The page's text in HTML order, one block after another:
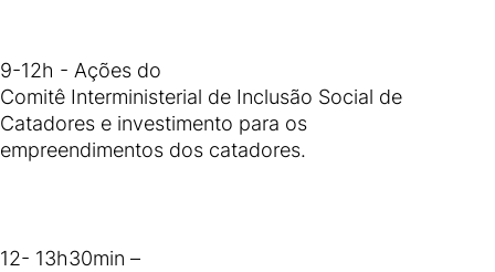
9-12h - Ações do
Comitê Interministerial de Inclusão Social de
Catadores e investimento para os
empreendimentos dos catadores.
12- 13h30min –